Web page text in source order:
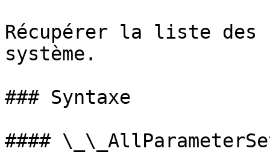
Récupérer la liste des
système.
### Syntaxe
####